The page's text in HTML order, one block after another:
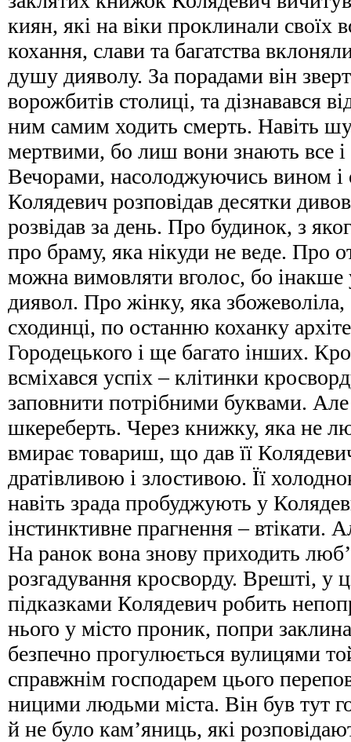
киян, які на віки проклинали своїх
кохання, слави та багатства
душу дияволу. За порадами він
ворожбитів столиці, та дізнавався
ним самим ходить смерть. Навіть
мертвими, бо лиш вони знають все і
Вечорами, насолоджуючись вином і
Колядевич розповідав десятки
розвідав за день. Про будинок, з
про браму, яка нікуди не веде. Про
можна вимовляти вголос, бо інакше
диявол. Про жінку, яка
сходинці, по останню коханку
Городецького і ще багато інших.
всміхався успіх – клітинки
заповнити потрібними буквами.
шкереберть. Через книжку, яка не
вмирає товариш, що дав її
дратівливою і злостивою. Її
навіть зрада пробуджують у
інстинктивне прагнення – втікати.
На ранок вона знову приходить
розгадування кросворду. Врешті, у
підказками Колядевич робить
нього у місто проник, попри
безпечно прогулюється вулицями
справжнім господарем цього
ницими людьми міста. Він був тут
й не було кам’яниць, які